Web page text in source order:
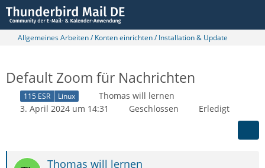
Allgemeines Arbeiten / Konten einrichten / Installation & Update
Default Zoom für Nachrichten
115 ESR Linux
Thomas will lernen
3. April 2024 um 14:31
Geschlossen Erledigt
Thomas will lernen